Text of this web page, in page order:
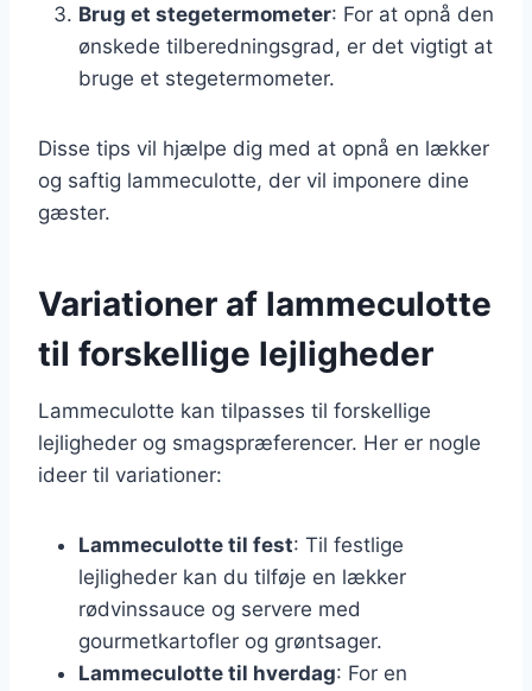
Brug et stegetermometer: For at opnå den
ønskede tilberedningsgrad, er det vigtigt at
bruge et stegetermometer.
Disse tips vil hjælpe dig med at opnå en lækker
og saftig lammeculotte, der vil imponere dine
gæster.
Variationer af lammeculotte
til forskellige lejligheder
Lammeculotte kan tilpasses til forskellige
lejligheder og smagspræferencer. Her er nogle
ideer til variationer:
Lammeculotte til fest: Til festlige
lejligheder kan du tilføje en lækker
rødvinssauce og servere med
gourmetkartofler og grøntsager.
Lammeculotte til hverdag: For en